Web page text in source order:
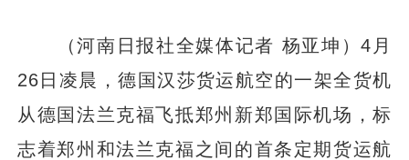
（河南日报社全媒体记者 杨亚坤）4月
26日凌晨，德国汉莎货运航空的一架全货机
从德国法兰克福飞抵郑州新郑国际机场，标
志着郑州和法兰克福之间的首条定期货运航